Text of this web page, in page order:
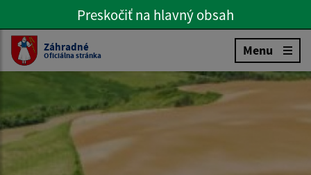
Preskočiť na hlavné menu
Preskočiť na hlavný obsah
Slovenčina
Záhradné
Oficiálna stránka Menu